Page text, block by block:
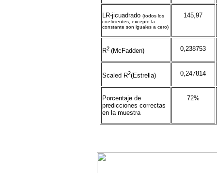
LR-jicuadrado (todos los
coeficientes, excepto la
constante son iguales a cero)
145,97
R2 (McFadden) 0,238753
Scaled R2(Estrella) 0,247814
Porcentaje de
predicciones correctas
en la muestra
72%